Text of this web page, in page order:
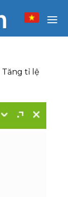
Tăng tỉ lệ